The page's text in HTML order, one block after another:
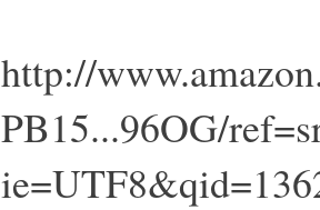
http://
PB15...96OG/